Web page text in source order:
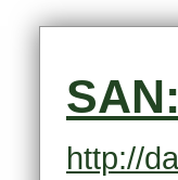
http://